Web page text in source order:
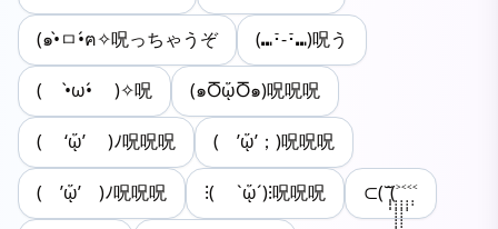
(๑•̀ㅁ•́ฅ✧呪っちゃうぞ (⑉･̆-･̆⑉)呪う
( •̀ω•́ )✧呪 (๑ႣᾥႣ๑)呪呪呪
( ‘ᾥ’ )ﾉ呪呪呪 ( ’ᾥ’；)呪呪呪
( ’ᾥ’ )ﾉ呪呪呪 ⁝( `ᾥ´)⁝呪呪呪 ⊂(˘̩̩̩̆(˃̣̣̣̣̣̣̣̣̣̣̣̣̣̣̣˂̣̣̣̣̣̣̣̣̣˂̣̣̣̣˂̣̣